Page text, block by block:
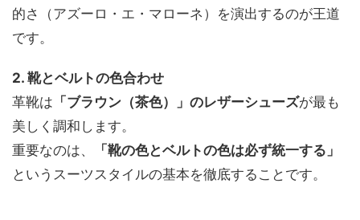
的さ（アズーロ・エ・マローネ）を演出するのが王道
です。
2. 靴とベルトの色合わせ
革靴は 「ブラウン（茶色）」のレザーシューズが最も
美しく調和します。
重要なのは、
「靴の色とベルトの色は必ず統一する」
というスーツスタイルの基本を徹底することです。